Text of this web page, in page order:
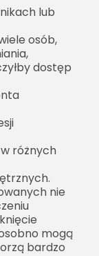
lub
osób,
dostęp
różnych
nie
mogą
bardzo